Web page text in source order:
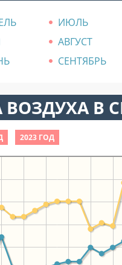
ИЮЛЬ
АВГУСТ
СЕНТЯБРЬ
В
2023 ГОД